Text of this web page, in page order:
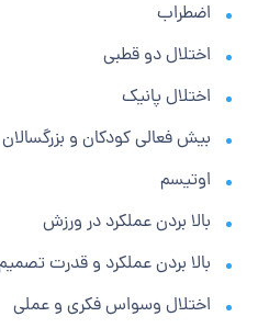
اضطراب
اختلال دو قطبی
اختلال پانیک
بیش فعالی کودکان و بزرگسالان
اوتیسم
بالا بردن عملکرد در ورزش
بالا بردن عملکرد و قدرت
اختلال وسواس فکری و عملی